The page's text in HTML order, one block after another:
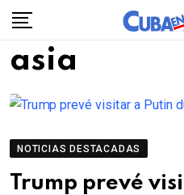
Skip
content
asia
NOTICIAS DESTACADAS
Trump prevé